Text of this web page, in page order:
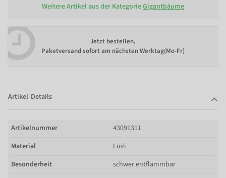
Weitere Artikel aus der KategorieGigantbäume
Jetzt bestellen,
Paketversand sofort am nächsten Werktag(Mo-Fr)
Artikel-Details
Artikelnummer
43091311
Material
Luvi
Besonderheit
schwer entflammbar